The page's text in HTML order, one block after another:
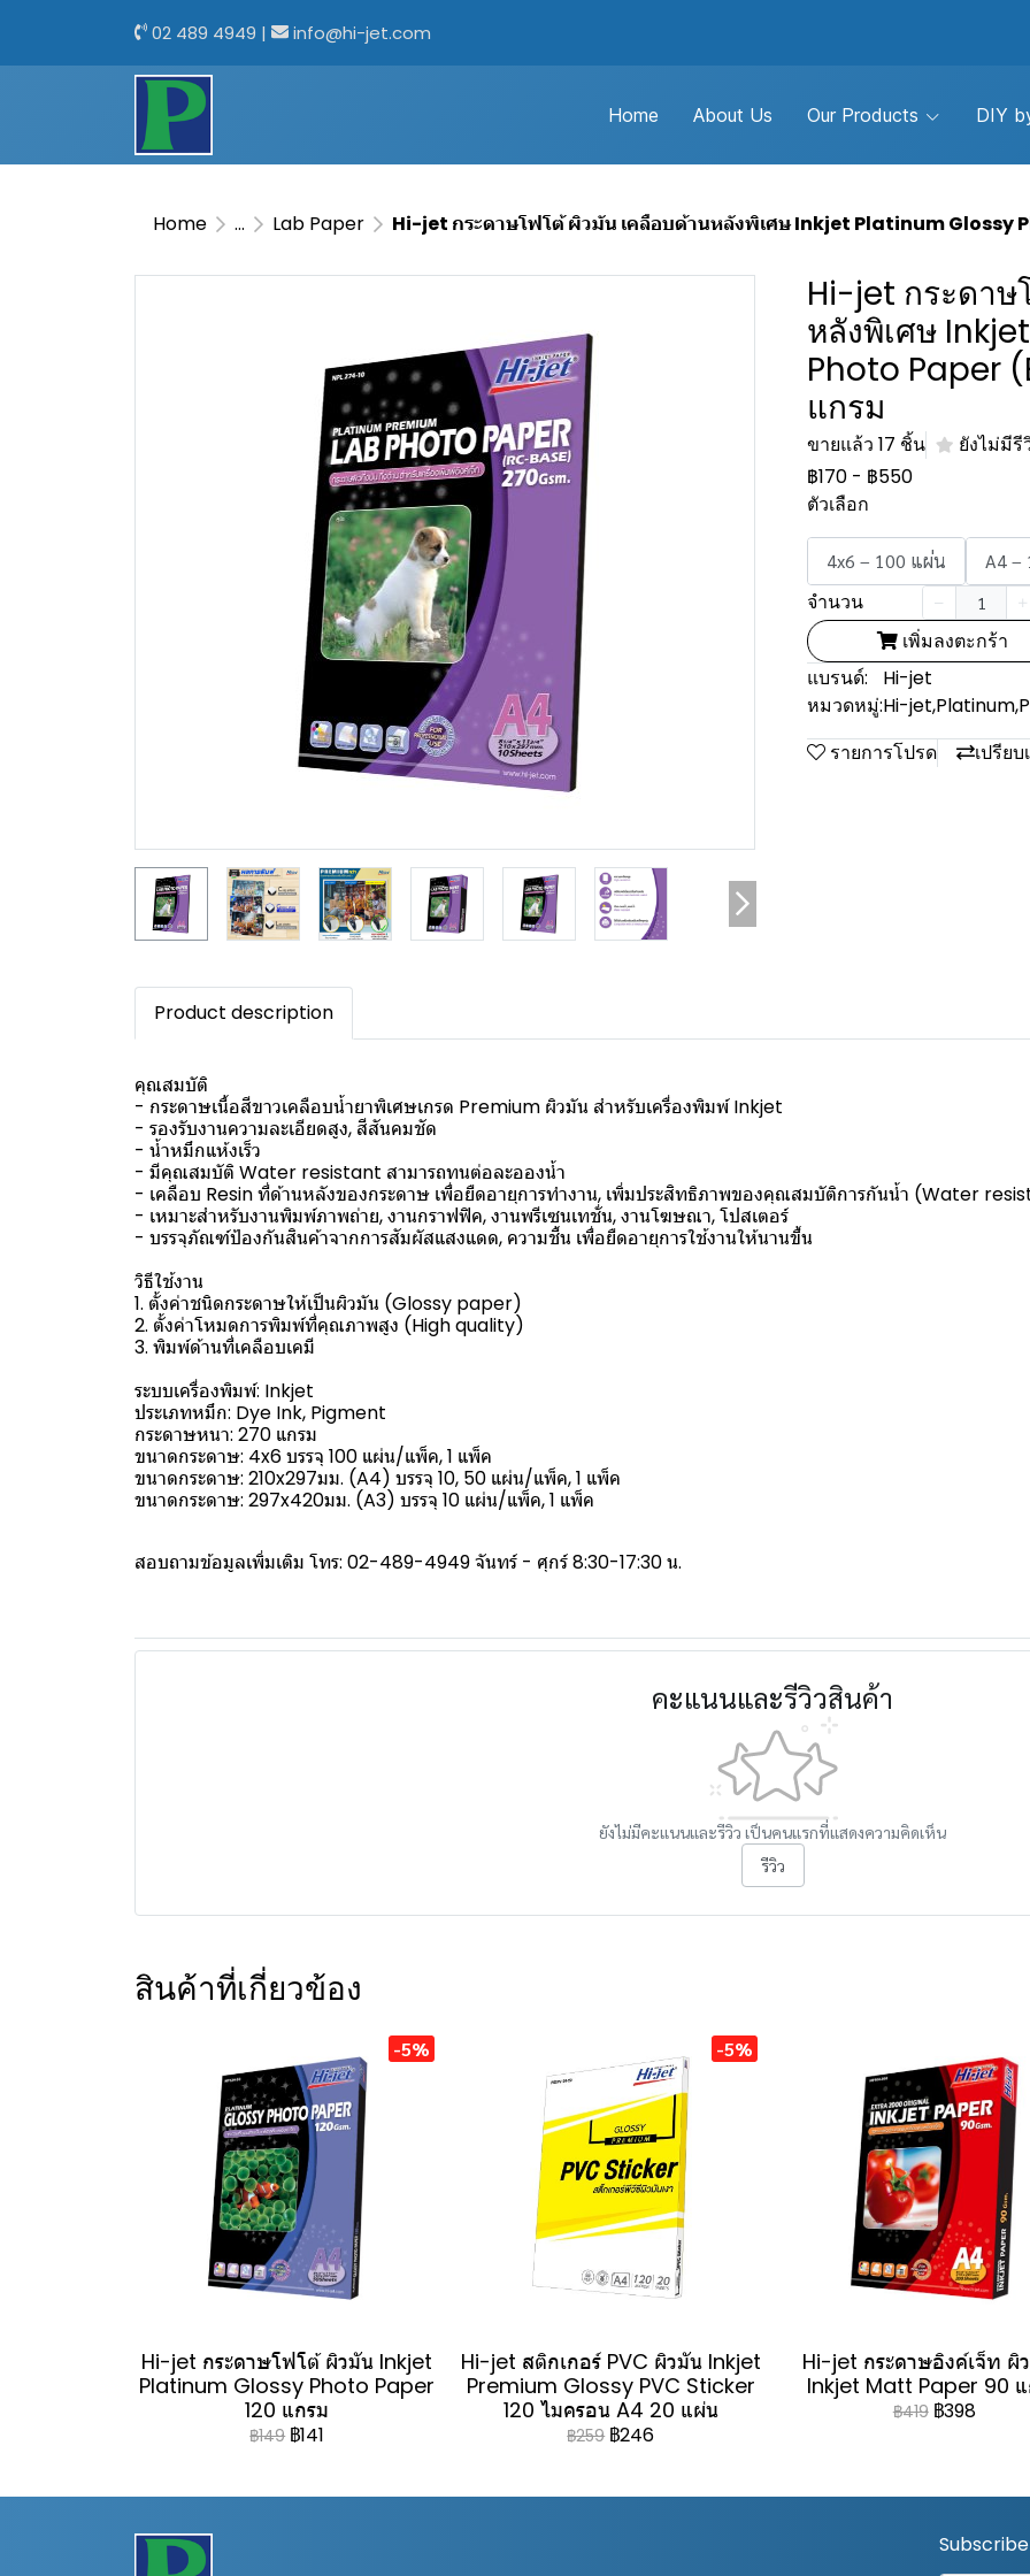
02 489 4949 | info@hi-jet.com
Home About Us Our Products DIY
Home ... Lab Paper Hi-jet กระดาษโฟโต้ ผิวมัน เคลือบด้านหลังพิเศษ Inkjet Platinum Glossy
Hi-jet กระดาษ
หลังพิเศษ
Photo Paper
แกรม
ขายแล้ว 17 ชิ้น ยังไม่มีรี
฿170 - ฿550
ตัวเลือก
4x6 – 100 แผ่น A4 –
จำนวน
เพิ่มลงตะกร้า
แบรนด์:
Hi-jet
หมวดหมู่:Hi-jet,Platinum,
รายการโปรด
เปรียบ
Product description
คุณสมบัติ
- กระดาษเนื้อสีขาวเคลือบน้ำยาพิเศษเกรด Premium ผิวมัน สำหรับเครื่องพิมพ์ Inkjet
- รองรับงานความละเอียดสูง, สีสันคมชัด
- น้ำหมึกแห้งเร็ว
- มีคุณสมบัติ Water resistant สามารถทนต่อละอองน้ำ
- เคลือบ Resin ที่ด้านหลังของกระดาษ เพื่อยืดอายุการทำงาน, เพิ่มประสิทธิภาพของคุณสมบัติการกันน้ำ (Water
- เหมาะสำหรับงานพิมพ์ภาพถ่าย, งานกราฟฟิค, งานพรีเซนเทชั่น, งานโฆษณา, โปสเตอร์
- บรรจุภัณฑ์ป้องกันสินค้าจากการสัมผัสแสงแดด, ความชื้น เพื่อยืดอายุการใช้งานให้นานขึ้น
วิธีใช้งาน
1. ตั้งค่าชนิดกระดาษให้เป็นผิวมัน (Glossy paper)
2. ตั้งค่าโหมดการพิมพ์ที่คุณภาพสูง (High quality)
3. พิมพ์ด้านที่เคลือบเคมี
ระบบเครื่องพิมพ์: Inkjet
ประเภทหมึก: Dye Ink, Pigment
กระดาษหนา: 270 แกรม
ขนาดกระดาษ: 4x6 บรรจุ 100 แผ่น/แพ็ค, 1 แพ็ค
ขนาดกระดาษ: 210x297มม. (A4) บรรจุ 10, 50 แผ่น/แพ็ค, 1 แพ็ค
ขนาดกระดาษ: 297x420มม. (A3) บรรจุ 10 แผ่น/แพ็ค, 1 แพ็ค
สอบถามข้อมูลเพิ่มเติม โทร: 02-489-4949 จันทร์ - ศุกร์ 8:30-17:30 น.
คะแนนและรีวิวสินค้า
ยังไม่มีคะแนนและรีวิว เป็นคนแรกที่แสดงความคิดเห็น
รีวิว
สินค้าที่เกี่ยวข้อง
-5%
Hi-jet กระดาษโฟโต้ ผิวมัน Inkjet
Platinum Glossy Photo Paper
120 แกรม
฿149 ฿141
-5%
Hi-jet สติกเกอร์ PVC ผิวมัน Inkjet
Premium Glossy PVC Sticker
120 ไมครอน A4 20 แผ่น
฿259 ฿246
Hi-jet กระดาษอิงค์เจ็ท ผิ
Inkjet Matt Paper 90 แ
฿419 ฿398
Subscribe